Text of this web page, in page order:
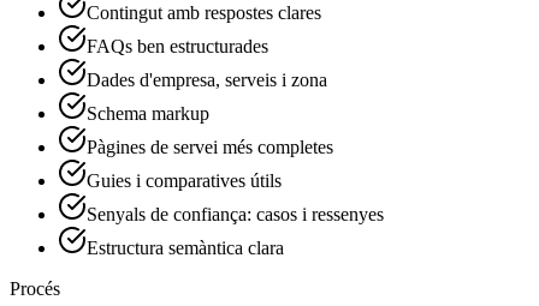
Contingut amb respostes clares
FAQs ben estructurades
Dades d'empresa, serveis i zona
Schema markup
Pàgines de servei més completes
Guies i comparatives útils
Senyals de confiança: casos i ressenyes
Estructura semàntica clara
Procés